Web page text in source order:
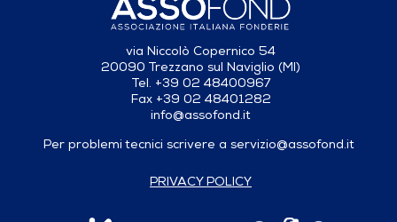
via Niccolò Copernico 54
20090 Trezzano sul Naviglio (MI)
Tel. +39 02 48400967
Fax +39 02 48401282
info@assofond.it
Per problemi tecnici scrivere a servizio@assofond.it
PRIVACY POLICY